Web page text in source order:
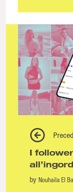
I
by Nouhaila El